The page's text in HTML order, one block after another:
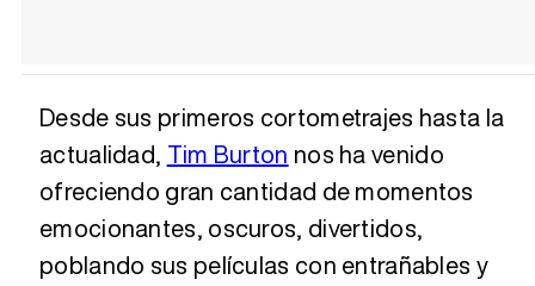
Desde sus primeros cortometrajes hasta la
actualidad, Tim Burton nos ha venido
ofreciendo gran cantidad de momentos
emocionantes, oscuros, divertidos,
poblando sus películas con entrañables y